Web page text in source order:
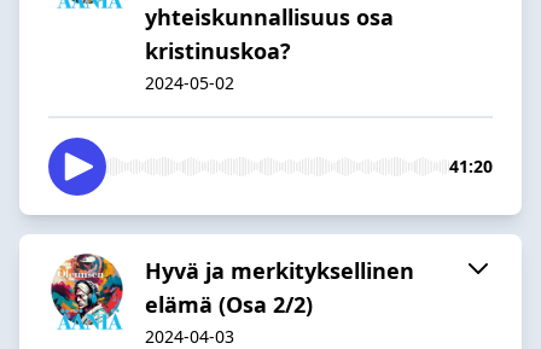
yhteiskunnallisuus osa
kristinuskoa?
2024-05-02
41:20
Hyvä ja merkityksellinen
elämä (Osa 2/2)
2024-04-03